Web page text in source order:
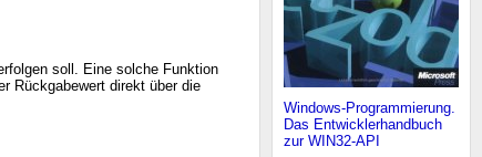
Windows-Programmierung.
Das Entwicklerhandbuch
zur WIN32-API
soll. Eine solche Funktion
Rückgabewert direkt über die